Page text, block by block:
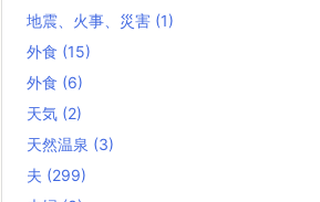
地震、火事、災害 (1)
外食 (15)
外食 (6)
天気 (2)
天然温泉 (3)
夫 (299)